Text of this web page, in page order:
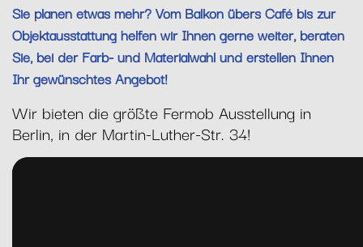
Sie planen etwas mehr? Vom Balkon übers Café bis zur
Objektausstattung helfen wir Ihnen gerne weiter, beraten
Sie, bei der Farb- und Materialwahl und erstellen Ihnen
Ihr gewünschtes Angebot!
Wir bieten die größte Fermob Ausstellung in
Berlin, in der Martin-Luther-Str. 34!